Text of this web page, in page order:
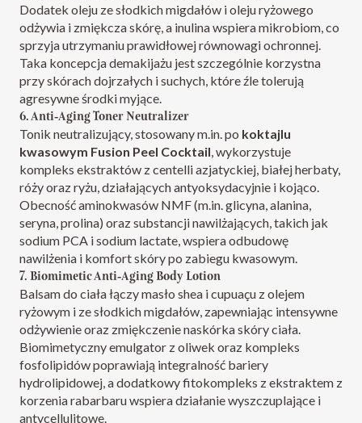
Dodatek oleju ze słodkich migdałów i oleju ryżowego
odżywia i zmiękcza skórę, a inulina wspiera mikrobiom, co
sprzyja utrzymaniu prawidłowej równowagi ochronnej.​​
Taka koncepcja demakijażu jest szczególnie korzystna
przy skórach dojrzałych i suchych, które źle tolerują
agresywne środki myjące.​
6. Anti‑Aging Toner Neutralizer
Tonik neutralizujący, stosowany m.in. po koktajlu
kwasowym Fusion Peel Cocktail, wykorzystuje
kompleks ekstraktów z centelli azjatyckiej, białej herbaty,
róży oraz ryżu, działających antyoksydacyjnie i kojąco.​
Obecność aminokwasów NMF (m.in. glicyna, alanina,
seryna, prolina) oraz substancji nawilżających, takich jak
sodium PCA i sodium lactate, wspiera odbudowę
nawilżenia i komfort skóry po zabiegu kwasowym.​​
7. Biomimetic Anti‑Aging Body Lotion
Balsam do ciała łączy masło shea i cupuaçu z olejem
ryżowym i ze słodkich migdałów, zapewniając intensywne
odżywienie oraz zmiękczenie naskórka skóry ciała.​
Biomimetyczny emulgator z oliwek oraz kompleks
fosfolipidów poprawiają integralność bariery
hydrolipidowej, a dodatkowy fitokompleks z ekstraktem z
korzenia rabarbaru wspiera działanie wyszczuplające i
antycellulitowe.​